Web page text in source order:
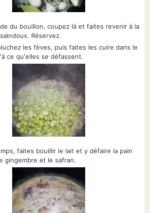
du bouillon, coupez là et faites revenir à la
Réservez.
les fèves, puis faites les cuire dans le
ce qu'elles se défassent.
faites bouillir le lait et y défaire la pain
gingembre et le safran.